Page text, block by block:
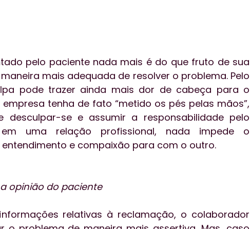
pelo paciente nada mais é do que fruto de sua
mais adequada de resolver o problema. Pelo
pode trazer ainda mais dor de cabeça para o
tenha de fato “metido os pés pelas mãos”,
se e assumir a responsabilidade pelo
uma relação profissional, nada impede o
e compaixão para com o outro.
opinião do paciente
relativas à reclamação, o colaborador